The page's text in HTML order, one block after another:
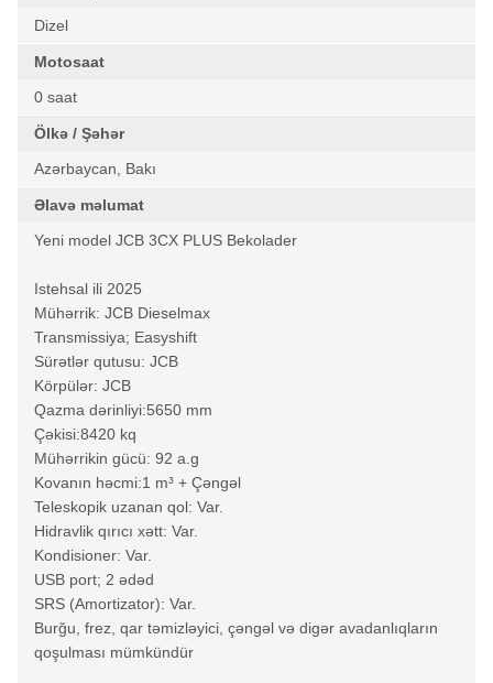
Dizel
Motosaat
0 saat
Ölkə / Şəhər
Azərbaycan, Bakı
Əlavə məlumat
Yeni model JCB 3CX PLUS Bekolader
Istehsal ili 2025
Mühərrik: JCB Dieselmax
Transmissiya; Easyshift
Sürətlər qutusu: JCB
Körpülər: JCB
Qazma dərinliyi:5650 mm
Çəkisi:8420 kq
Mühərrikin gücü: 92 a.g
Kovanın həcmi:1 m³ + Çəngəl
Teleskopik uzanan qol: Var.
Hidravlik qırıcı xətt: Var.
Kondisioner: Var.
USB port; 2 ədəd
SRS (Amortizator): Var.
Burğu, frez, qar təmizləyici, çəngəl və digər avadanlıqların
qoşulması mümkündür